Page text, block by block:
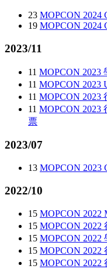
23 MOPCON 2024
19 MOPCON 2024
2023/11
11 MOPCON 2023
11 MOPCON 2023
11 MOPCON 2023
11 MOPCON 2023
票
2023/07
13 MOPCON 2023
2022/10
15 MOPCON 2022
15 MOPCON 2022
15 MOPCON 2022
15 MOPCON 2022
15 MOPCON 2022